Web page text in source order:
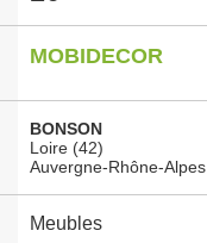
MOBIDECOR
BONSON
Loire (42)
Auvergne-Rhône-Alpes
Meubles